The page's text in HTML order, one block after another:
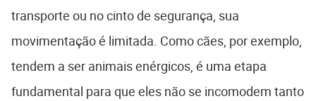
transporte ou no cinto de segurança, sua
movimentação é limitada. Como cães, por exemplo,
tendem a ser animais enérgicos, é uma etapa
fundamental para que eles não se incomodem tanto